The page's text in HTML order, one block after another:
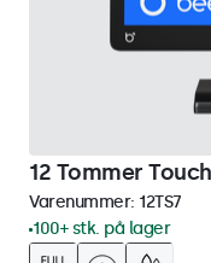
12 Tommer
Varenummer: 12TS7
100+ stk. på lager